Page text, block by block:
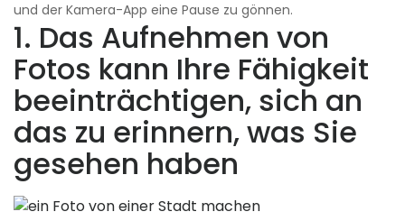
und der Kamera-App eine Pause zu gönnen.
1. Das Aufnehmen von
Fotos kann Ihre Fähigkeit
beeinträchtigen, sich an
das zu erinnern, was Sie
gesehen haben